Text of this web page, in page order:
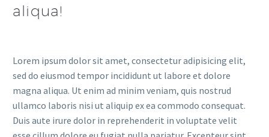
aliqua!
Lorem ipsum dolor sit amet, consectetur adipisicing elit,
sed do eiusmod tempor incididunt ut labore et dolore
magna aliqua. Ut enim ad minim veniam, quis nostrud
ullamco laboris nisi ut aliquip ex ea commodo consequat.
Duis aute irure dolor in reprehenderit in voluptate velit